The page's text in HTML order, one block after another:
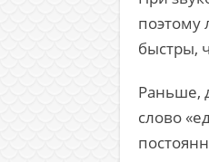
поэтому
быстры,
Раньше,
слово